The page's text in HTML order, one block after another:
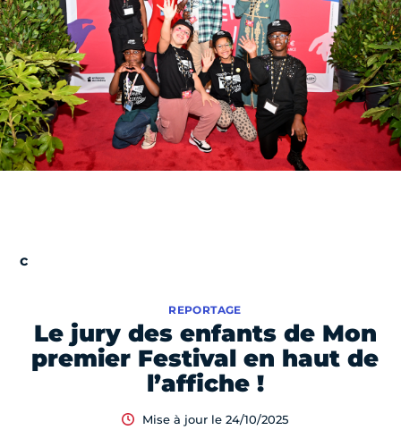
Le jury des enfants de Mon
premier Festival en haut de
l’affiche !
REPORTAGE
Mise à jour le 24/10/2025